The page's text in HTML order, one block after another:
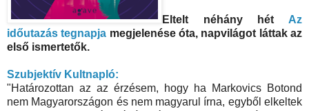
Eltelt néhány hét Az
időutazás tegnapja megjelenése óta, napvilágot láttak az
első ismertetők.
Szubjektív Kultnapló:
"Határozottan az az érzésem, hogy ha Markovics Botond
nem Magyarországon és nem magyarul írna, egyből elkeltek